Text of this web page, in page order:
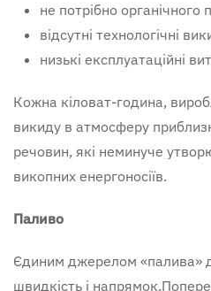
не потрібно органічного
відсутні технологічні
низькі експлуатаційні
Кожна кіловат-година,
викиду в атмосферу
речовин, які неминуче
викопних енергоносіїв.
Паливо
Єдиним джерелом «палива»
швидкість і